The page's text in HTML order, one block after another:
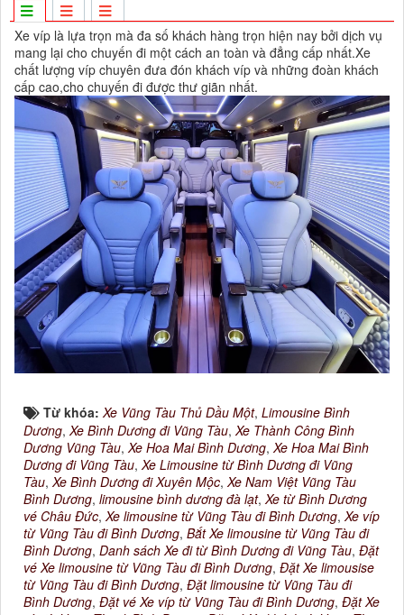
Xe víp là lựa trọn mà đa số khách hàng trọn hiện nay bởi dịch vụ
mang lại cho chuyến đi một cách an toàn và đẳng cấp nhất.Xe
chất lượng víp chuyên đưa đón khách víp và những đoàn khách
cấp cao,cho chuyến đi được thư giãn nhất.
Từ khóa:Xe Vũng Tàu Thủ Dầu Một, Limousine Bình
Dương,Xe Bình Dương đi Vũng Tàu,Xe Thành Công Bình
Dương Vũng Tàu,Xe Hoa Mai Bình Dương,Xe Hoa Mai Bình
Dương đi Vũng Tàu,Xe Limousine từ Bình Dương đi Vũng
Tàu,Xe Bình Dương đi Xuyên Mộc,Xe Nam Việt Vũng Tàu
Bình Dương, limousine bình dương đà lạt,Xe từ Bình Dương
vé Châu Đức,Xe limousine từ Vũng Tàu đi Bình Dương,Xe víp
từ Vũng Tàu đi Bình Dương, Bắt Xe limousine từ Vũng Tàu đi
Bình Dương, Danh sách Xe đi từ Bình Dương đi Vũng Tàu, Đặt
vé Xe limousine từ Vũng Tàu đi Bình Dương, Đặt Xe limousise
từ Vũng Tàu đi Bình Dương, Đặt limousine từ Vũng Tàu đi
Bình Dương, Đặt vé Xe víp từ Vũng Tàu đi Bình Dương, Đặt Xe